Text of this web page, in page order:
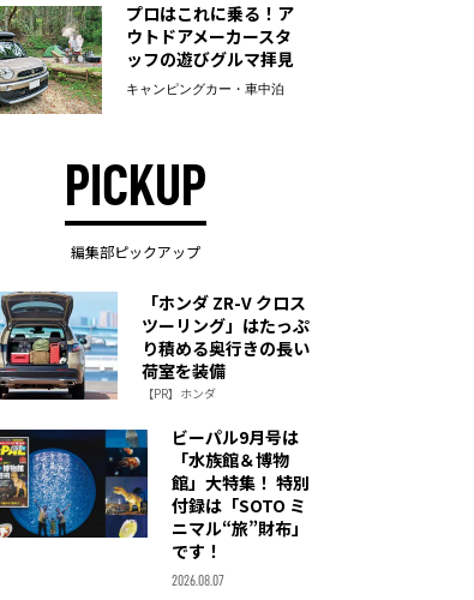
プロはこれに乗る！ア
ウトドアメーカースタ
ッフの遊びグルマ拝見
キャンピングカー・車中泊
PICKUP
編集部ピックアップ
「ホンダ ZR-V クロス
ツーリング」はたっぷ
り積める奥行きの長い
荷室を装備
【PR】ホンダ
ビーパル9月号は
「水族館＆博物
館」大特集！ 特別
付録は「SOTO ミ
ニマル“旅”財布」
です！
2026.08.07